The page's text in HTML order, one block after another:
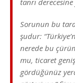
tanrı
Sorunun bu
şudur:
nerede bu
mu, ticaret
gördüğünüz